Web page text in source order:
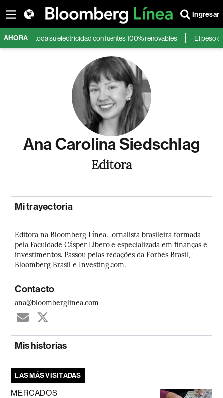
Ingresar
AHORAtoda su electricidad con fuentes 100% renovables El peso
Ana Carolina Siedschlag
Editora
Mi trayectoria
Editora na Bloomberg Línea. Jornalista brasileira formada
pela Faculdade Cásper Líbero e especializada em finanças e
investimentos. Passou pelas redações da Forbes Brasil,
Bloomberg Brasil e Investing.com.
Contacto
ana@bloomberglinea.com
Mis historias
LAS MÁS VISITADAS
MERCADOS